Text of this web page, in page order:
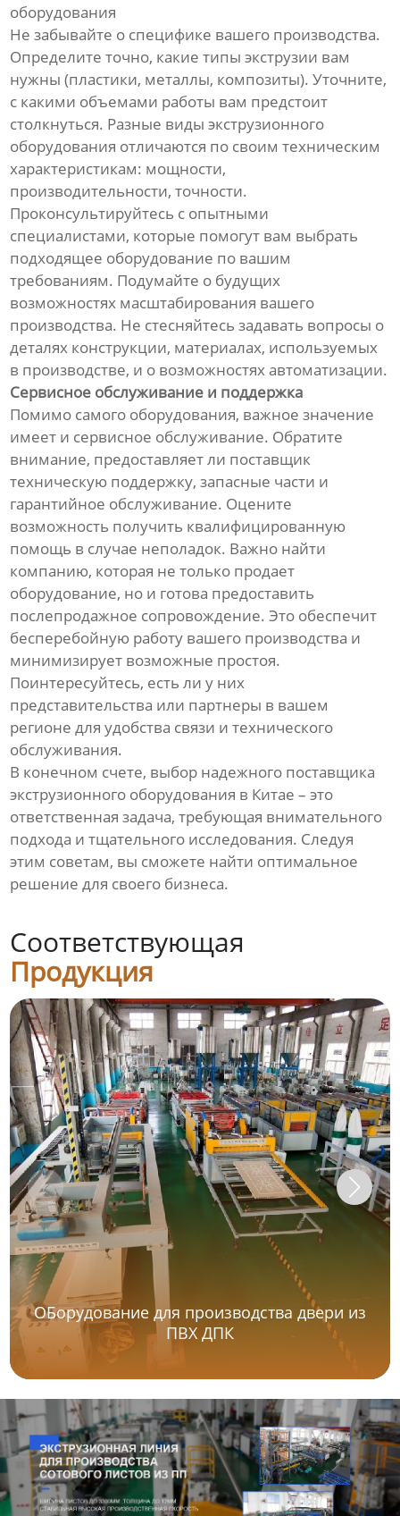
оборудования
Не забывайте о специфике вашего производства.
Определите точно, какие типы экструзии вам
нужны (пластики, металлы, композиты). Уточните,
с какими объемами работы вам предстоит
столкнуться. Разные виды экструзионного
оборудования отличаются по своим техническим
характеристикам: мощности,
производительности, точности.
Проконсультируйтесь с опытными
специалистами, которые помогут вам выбрать
подходящее оборудование по вашим
требованиям. Подумайте о будущих
возможностях масштабирования вашего
производства. Не стесняйтесь задавать вопросы о
деталях конструкции, материалах, используемых
в производстве, и о возможностях автоматизации.
Сервисное обслуживание и поддержка
Помимо самого оборудования, важное значение
имеет и сервисное обслуживание. Обратите
внимание, предоставляет ли поставщик
техническую поддержку, запасные части и
гарантийное обслуживание. Оцените
возможность получить квалифицированную
помощь в случае неполадок. Важно найти
компанию, которая не только продает
оборудование, но и готова предоставить
послепродажное сопровождение. Это обеспечит
бесперебойную работу вашего производства и
минимизирует возможные простоя.
Поинтересуйтесь, есть ли у них
представительства или партнеры в вашем
регионе для удобства связи и технического
обслуживания.
В конечном счете, выбор надежного поставщика
экструзионного оборудования в Китае – это
ответственная задача, требующая внимательного
подхода и тщательного исследования. Следуя
этим советам, вы сможете найти оптимальное
решение для своего бизнеса.
Соответствующая
Продукция
ОБорудование для производства двери из
ПВХ ДПК